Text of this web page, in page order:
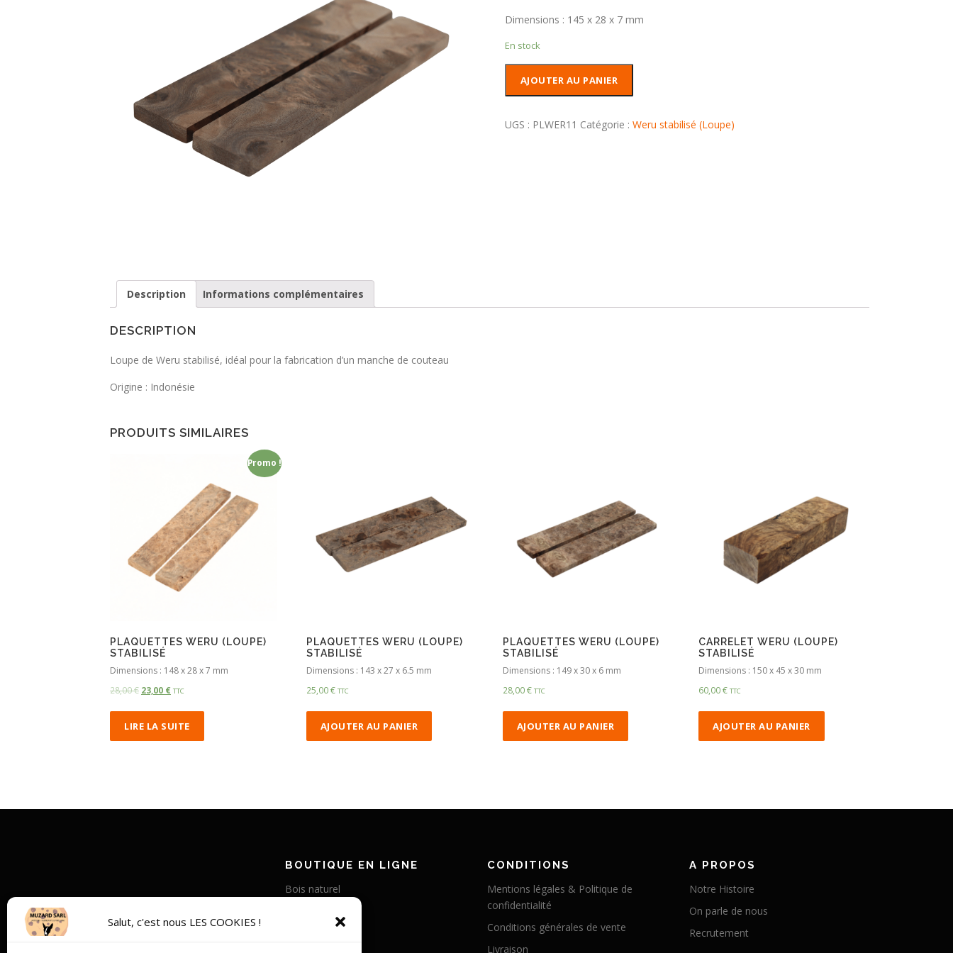
Salut, c'est nous LES COOKIES !
Dimensions : 145 x 28 x 7 mm
En stock
Weru
AJOUTER AU PANIER
UGS : PLWER11 Catégorie : Weru stabilisé (Loupe)
Description Informations complémentaires
DESCRIPTION
Loupe de Weru stabilisé, idéal pour la fabrication d’un manche de couteau
Origine : Indonésie
PRODUITS SIMILAIRES
Promo !
PLAQUETTES WERU (LOUPE)
STABILISÉ
Dimensions : 148 x 28 x 7 mm
28,00€ 23,00 € TTC
LIRE LA SUITE
PLAQUETTES WERU (LOUPE)
STABILISÉ
Dimensions : 143 x 27 x 6.5 mm
25,00€ TTC
AJOUTER AU PANIER
PLAQUETTES WERU (LOUPE)
STABILISÉ
Dimensions : 149 x 30 x 6 mm
28,00€ TTC
AJOUTER AU PANIER
CARRELET WERU (LOUPE)
STABILISÉ
Dimensions : 150 x 45 x 30 mm
60,00€ TTC
AJOUTER AU PANIER
BOUTIQUE EN LIGNE
Bois naturel
CONDITIONS
Mentions légales & Politique de
confidentialité
Conditions générales de vente
Livraison
A PROPOS
Notre Histoire
On parle de nous
Recrutement